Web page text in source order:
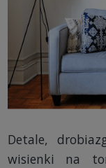
Detale,
wisienki na